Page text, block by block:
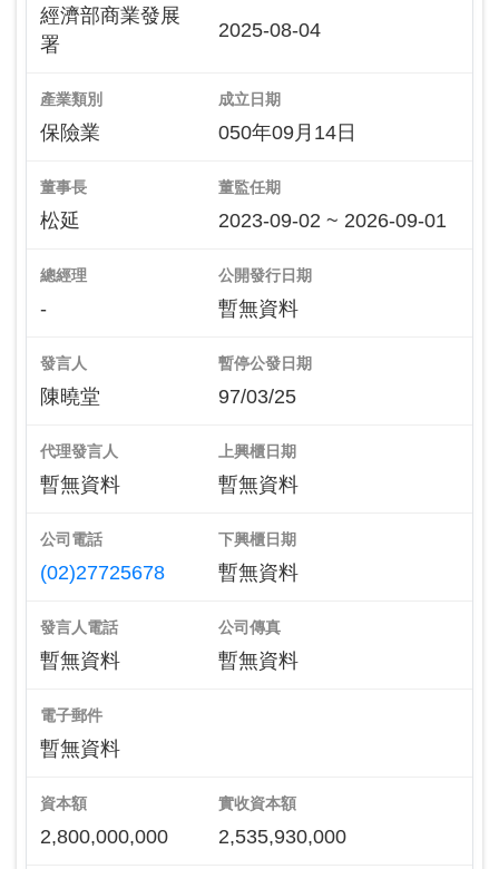
經濟部商業發展
署
2025-08-04
產業類別
保險業
成立日期
050年09月14日
董事長
松延
董監任期
2023-09-02 ~ 2026-09-01
總經理
-
公開發行日期
暫無資料
發言人
陳曉堂
暫停公發日期
97/03/25
代理發言人
暫無資料
上興櫃日期
暫無資料
公司電話
(02)27725678
下興櫃日期
暫無資料
發言人電話
暫無資料
公司傳真
暫無資料
電子郵件
暫無資料
資本額
2,800,000,000
實收資本額
2,535,930,000